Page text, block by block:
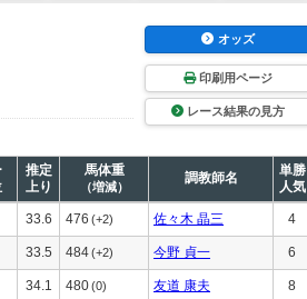
オッズ
印刷用ページ
レース結果の見方
推定
上り
馬体重
（増減）
調教師名
単勝
人気
33.6 476 (+2) 佐々木 晶三 4
33.5 484(+2) 今野 貞一 6
34.1 480(0) 友道 康夫 8